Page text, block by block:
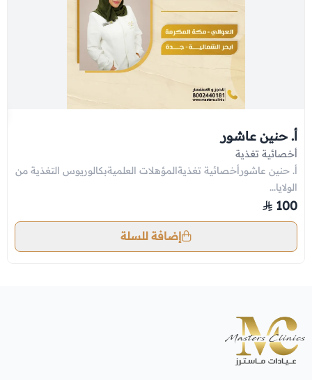
أ. حنين عاشور
أخصائية تغذية
أ. حنين عاشورأخصائية تغذيةالمؤهلات العلميةبكالوريوس التغذية من
الولايا...
100
إضافة للسلة